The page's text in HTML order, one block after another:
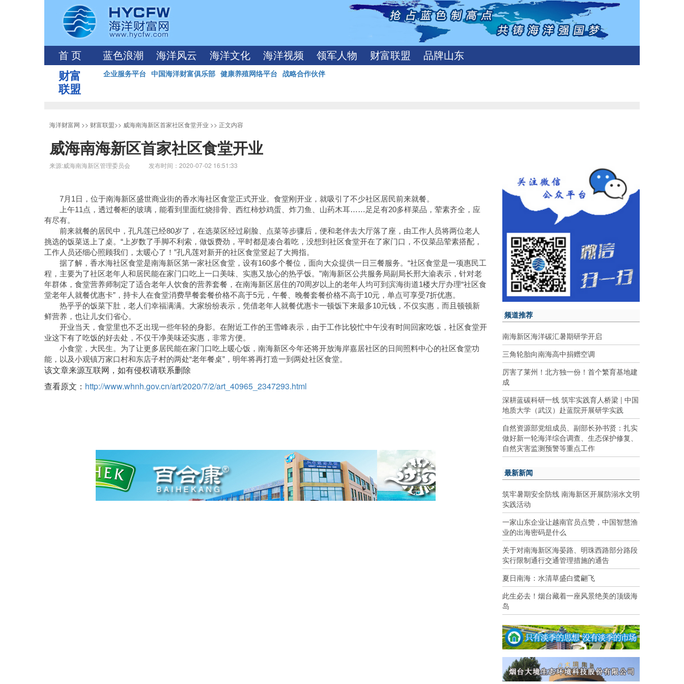
首 页 蓝色浪潮 海洋风云 海洋文化 海洋视频 领军人物 财富联盟 品牌山东
财富
联盟
企业服务平台 中国海洋财富俱乐部 健康养殖网络平台 战略合作伙伴
海洋财富网 >> 财富联盟>> 威海南海新区首家社区食堂开业 >> 正文内容
威海南海新区首家社区食堂开业
来源:威海南海新区管理委员会 发布时间：2020-07-02 16:51:33
7月1日，位于南海新区盛世商业街的香水海社区食堂正式开业。食堂刚开业，就吸引了不少社区居民前来就餐。
上午11点，透过餐柜的玻璃，能看到里面红烧排骨、西红柿炒鸡蛋、炸刀鱼、山药木耳……足足有20多样菜品，荤素齐全，应
有尽有。
前来就餐的居民中，孔凡莲已经80岁了，在选菜区经过刷脸、点菜等步骤后，便和老伴去大厅落了座，由工作人员将两位老人
挑选的饭菜送上了桌。“上岁数了手脚不利索，做饭费劲，平时都是凑合着吃，没想到社区食堂开在了家门口，不仅菜品荤素搭配，
工作人员还细心照顾我们，太暖心了！”孔凡莲对新开的社区食堂竖起了大拇指。
据了解，香水海社区食堂是南海新区第一家社区食堂，设有160多个餐位，面向大众提供一日三餐服务。“社区食堂是一项惠民工
程，主要为了社区老年人和居民能在家门口吃上一口美味、实惠又放心的热乎饭。”南海新区公共服务局副局长邢大渝表示，针对老
年群体，食堂营养师制定了适合老年人饮食的营养套餐，在南海新区居住的70周岁以上的老年人均可到滨海街道1楼大厅办理“社区食
堂老年人就餐优惠卡”，持卡人在食堂消费早餐套餐价格不高于5元，午餐、晚餐套餐价格不高于10元，单点可享受7折优惠。
热乎乎的饭菜下肚，老人们幸福满满。大家纷纷表示，凭借老年人就餐优惠卡一顿饭下来最多10元钱，不仅实惠，而且顿顿新
鲜营养，也让儿女们省心。
开业当天，食堂里也不乏出现一些年轻的身影。在附近工作的王雪峰表示，由于工作比较忙中午没有时间回家吃饭，社区食堂开
业这下有了吃饭的好去处，不仅干净美味还实惠，非常方便。
小食堂，大民生。为了让更多居民能在家门口吃上暖心饭，南海新区今年还将开放海岸嘉居社区的日间照料中心的社区食堂功
能，以及小观镇万家口村和东店子村的两处“老年餐桌”，明年将再打造一到两处社区食堂。
该文章来源互联网，如有侵权请联系删除
查看原文： http://www.whnh.gov.cn/art/2020/7/2/art_40965_2347293.html
频道推荐
南海新区海洋碳汇暑期研学开启
三角轮胎向南海高中捐赠空调
厉害了莱州！北方独一份！首个繁育基地建
成
深耕蓝碳科研一线 筑牢实践育人桥梁 | 中国
地质大学（武汉）赴蓝院开展研学实践
自然资源部党组成员、副部长孙书贤：扎实
做好新一轮海洋综合调查、生态保护修复、
自然灾害监测预警等重点工作
最新新闻
筑牢暑期安全防线 南海新区开展防溺水文明
实践活动
一家山东企业让越南官员点赞，中国智慧渔
业的出海密码是什么
关于对南海新区海晏路、明珠西路部分路段
实行限制通行交通管理措施的通告
夏日南海：水清草盛白鹭翩飞
此生必去！烟台藏着一座风景绝美的顶级海
岛